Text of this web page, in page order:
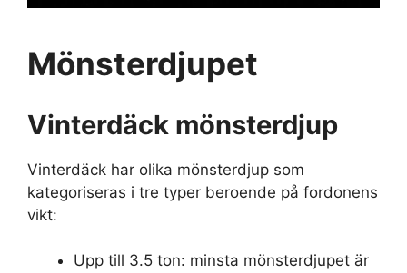
Mönsterdjupet
Vinterdäck mönsterdjup
Vinterdäck har olika mönsterdjup som
kategoriseras i tre typer beroende på fordonens
vikt:
Upp till 3.5 ton: minsta mönsterdjupet är